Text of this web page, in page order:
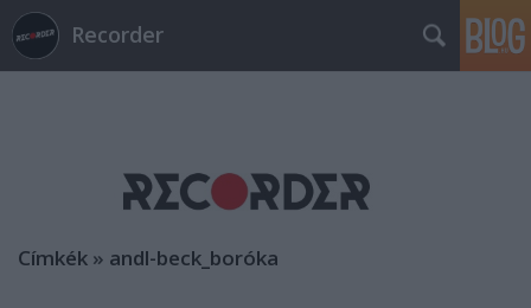
Recorder
Címkék » andl-beck_boróka